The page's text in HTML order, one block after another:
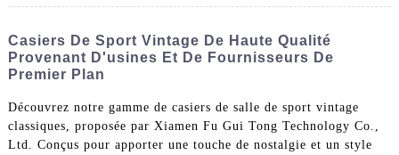
Casiers De Sport Vintage De Haute Qualité
Provenant D'usines Et De Fournisseurs De
Premier Plan
Découvrez notre gamme de casiers de salle de sport vintage
classiques, proposée par Xiamen Fu Gui Tong Technology Co.,
Ltd. Conçus pour apporter une touche de nostalgie et un style